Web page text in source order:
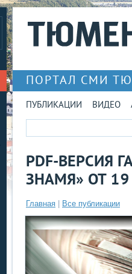
ПОРТАЛ СМИ
ПУБЛИКАЦИИ ВИДЕО
PDF-ВЕРСИЯ
ЗНАМЯ» ОТ
Главная Все публикации